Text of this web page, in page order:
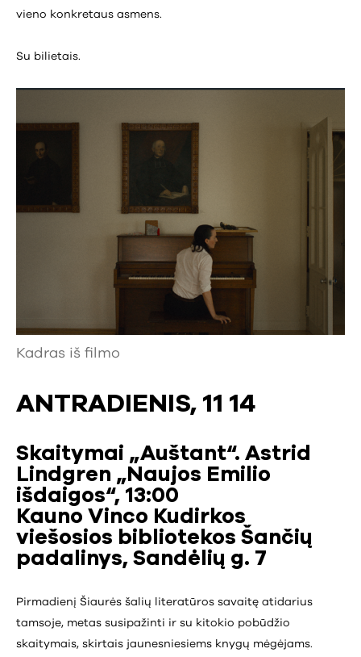
vieno konkretaus asmens.
Su bilietais.
Kadras iš filmo
ANTRADIENIS, 11 14
Skaitymai „Auštant“. Astrid
Lindgren „Naujos Emilio
išdaigos“, 13:00
Kauno Vinco Kudirkos
viešosios bibliotekos Šančių
padalinys, Sandėlių g. 7
Pirmadienį Šiaurės šalių literatūros savaitę atidarius
tamsoje, metas susipažinti ir su kitokio pobūdžio
skaitymais, skirtais jaunesniesiems knygų mėgėjams.